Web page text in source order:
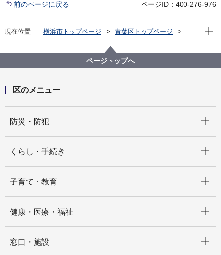
前のページに戻る ページID：400-276-976
現在位置 横浜市トップページ
青葉区トップページ
現在
ページトップへ
区のメニュー
防災・防犯
くらし・手続き
子育て・教育
健康・医療・福祉
窓口・施設